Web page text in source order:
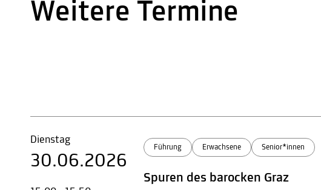
Weitere Termine
Dienstag
30.06.2026
Führung Erwachsene Senior*innen
Spuren des barocken Graz